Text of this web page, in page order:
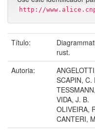
http://
Título:
rust.
Autoria:
SCAPIN, C.
VIDA, J. B.
OLIVEIRA,
CANTERI,